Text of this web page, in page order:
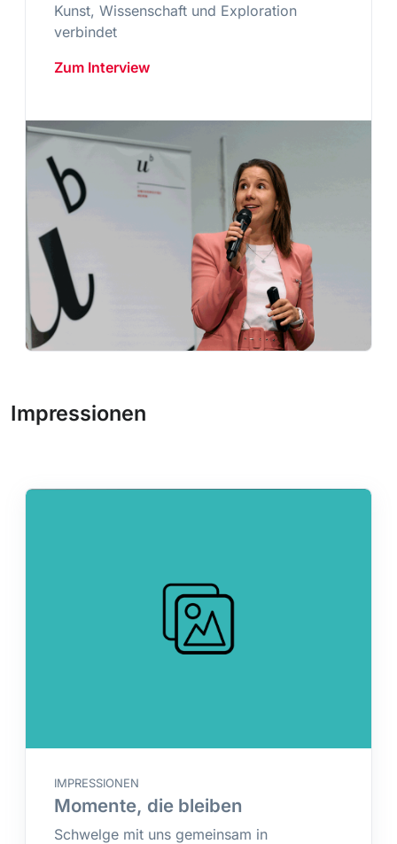
Kunst, Wissenschaft und Exploration
verbindet
Zum Interview
Impressionen
IMPRESSIONEN
Momente, die bleiben
Schwelge mit uns gemeinsam in